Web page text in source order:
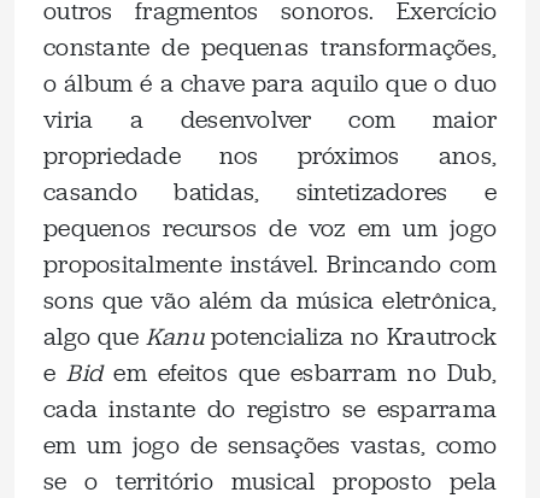
outros fragmentos sonoros. Exercício
constante de pequenas transformações,
o álbum é a chave para aquilo que o duo
viria a desenvolver com maior
propriedade nos próximos anos,
casando batidas, sintetizadores e
pequenos recursos de voz em um jogo
propositalmente instável. Brincando com
sons que vão além da música eletrônica,
algo que Kanupotencializa no Krautrock
eBidem efeitos que esbarram no Dub,
cada instante do registro se esparrama
em um jogo de sensações vastas, como
se o território musical proposto pela